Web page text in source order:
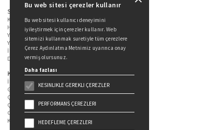
Sitede Yer Alan Sayfalar
Kitaplarımız
Hakkımızda
Yazarlarımız
Yazar Adayları İçin
İletişim
Duygu Asena Roman Ödülü
Kişisel Verilerin Korunması
İlgili Kişi Başvuru Formu
Genel Aydınlatma Metni
Çekiliş Aydınlatma Metni
Çerez Aydınlatma Metni
Gizlilik Politikası
Kullanım Şartları
Bu web sitesi çerezler kullanır
Bu web sitesi kullanıcı deneyimini
iyileştirmek için çerezler kullanır. Web
sitemizi kullanmak suretiyle tüm çerezlere
Çerez Aydınlatma Metnimiz uyarınca onay
vermiş olursunuz.
Daha fazlası
KESINLIKLE GEREKLI ÇEREZLER
PERFORMANS ÇEREZLERI
HEDEFLEME ÇEREZLERI